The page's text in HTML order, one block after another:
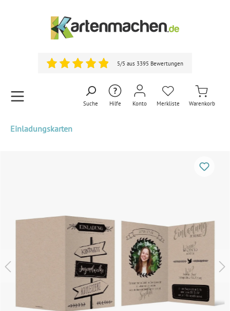
5/5 aus 3395 Bewertungen
Suche Hilfe Konto Merkliste Warenkorb
Einladungskarten